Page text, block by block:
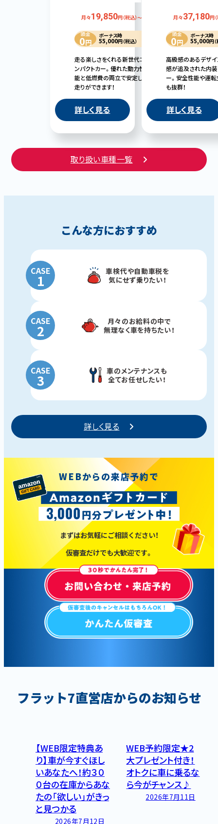
月々19,850円（税込）～
頭金
0円
ボーナス時
55,000円（税込）
走る楽しさをくれる新世代コ
ンパクトカー。優れた動力性
能と低燃費の両立で安定した
走りができます！
詳しく見る
月々37,180円
頭金
0円
ボーナス時
55,000円
高級感のあるデザ
感が追及された内
ー。安全性能や運
も抜群！
詳しく見る
取り扱い車種一覧
こんな方におすすめ
CASE
1
車検代や自動車税を
気にせず乗りたい！
CASE
2
月々のお給料の中で
無理なく車を持ちたい！
CASE
3
車のメンテナンスも
全てお任せしたい！
詳しく見る
WEBからの来店予約で
まずはお気軽にご相談ください！
仮審査だけでも大歓迎です。
フラット7直営店からのお知らせ
【WEB限定特典あ
り】車が今すぐほし
いあなたへ！約３０
０台の在庫からあな
たの「欲しい」がきっ
と見つかる
2026年7月12日
WEB予約限定★2
大プレゼント付き！
オトクに車に乗るな
ら今がチャンス♪
2026年7月11日